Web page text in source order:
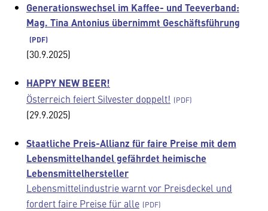
Generationswechsel im Kaffee- und Teeverband:
Mag. Tina Antonius übernimmt Geschäftsführung
(30.9.2025)
HAPPY NEW BEER!
Österreich feiert Silvester doppelt!
(29.9.2025)
Staatliche Preis-Allianz für faire Preise mit dem
Lebensmittelhandel gefährdet heimische
Lebensmittelhersteller
Lebensmittelindustrie warnt vor Preisdeckel und
fordert faire Preise für alle